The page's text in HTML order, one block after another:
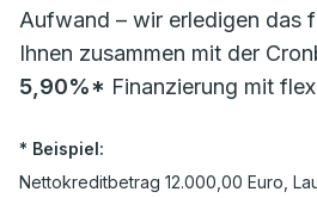
Aufwand – wir erledigen das
Ihnen zusammen mit der
5,90%* Finanzierung mit
* Beispiel:
Nettokreditbetrag 12.000,00 Euro,